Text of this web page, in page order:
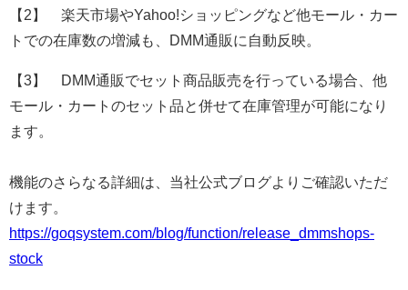
【2】 楽天市場やYahoo!ショッピングなど他モール・カー
トでの在庫数の増減も、DMM通販に自動反映。
【3】 DMM通販でセット商品販売を行っている場合、他
モール・カートのセット品と併せて在庫管理が可能になり
ます。
機能のさらなる詳細は、当社公式ブログよりご確認いただ
けます。
https://goqsystem.com/blog/function/release_dmmshops-
stock